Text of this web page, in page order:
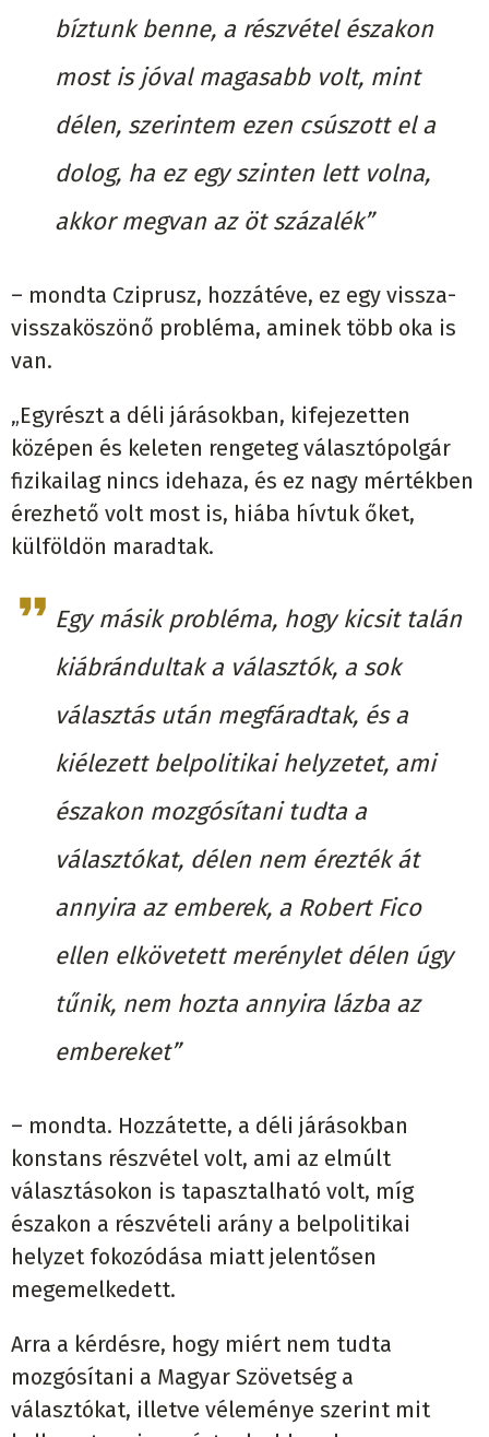
bíztunk benne, a részvétel északon
most is jóval magasabb volt, mint
délen, szerintem ezen csúszott el a
dolog, ha ez egy szinten lett volna,
akkor megvan az öt százalék”
– mondta Cziprusz, hozzátéve, ez egy vissza-
visszaköszönő probléma, aminek több oka is
van.
„Egyrészt a déli járásokban, kifejezetten
középen és keleten rengeteg választópolgár
fizikailag nincs idehaza, és ez nagy mértékben
érezhető volt most is, hiába hívtuk őket,
külföldön maradtak.
Egy másik probléma, hogy kicsit talán
kiábrándultak a választók, a sok
választás után megfáradtak, és a
kiélezett belpolitikai helyzetet, ami
északon mozgósítani tudta a
választókat, délen nem érezték át
annyira az emberek, a Robert Fico
ellen elkövetett merénylet délen úgy
tűnik, nem hozta annyira lázba az
embereket”
– mondta. Hozzátette, a déli járásokban
konstans részvétel volt, ami az elmúlt
választásokon is tapasztalható volt, míg
északon a részvételi arány a belpolitikai
helyzet fokozódása miatt jelentősen
megemelkedett.
Arra a kérdésre, hogy miért nem tudta
mozgósítani a Magyar Szövetség a
választókat, illetve véleménye szerint mit